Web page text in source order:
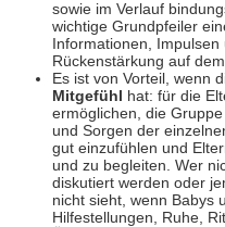
sowie im Verlauf
wichtige Grundpfeiler
Informationen,
Rückenstärkung auf
Es ist von Vorteil, wenn
Mitgefühl hat: für die
ermöglichen, die
und Sorgen der
gut einzufühlen und
und zu begleiten. Wer
diskutiert werden oder
nicht sieht, wenn Babys
Hilfestellungen, Ruhe,